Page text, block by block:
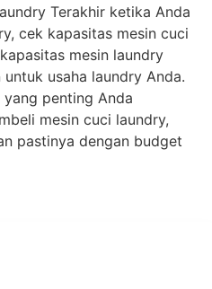
Terakhir ketika Anda
cek kapasitas mesin cuci
mesin laundry
usaha laundry Anda.
penting Anda
mesin cuci laundry,
pastinya dengan budget